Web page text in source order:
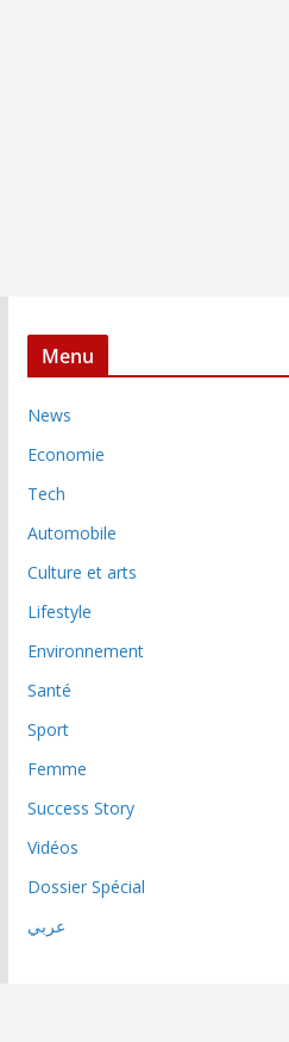
Menu
News
Economie
Tech
Automobile
Culture et arts
Lifestyle
Environnement
Santé
Sport
Femme
Success Story
Vidéos
Dossier Spécial
عربي